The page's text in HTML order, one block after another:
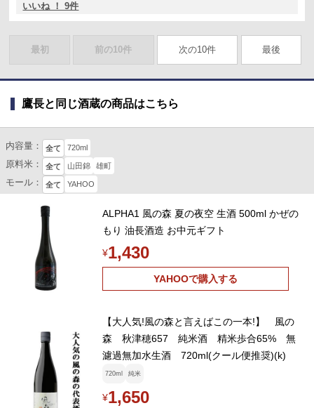
いいね ！ 9件
最初 前の10件 次の10件 最後
鷹長と同じ酒蔵の商品はこちら
内容量： 全て 720ml
原料米： 全て 山田錦 雄町
モール： 全て YAHOO
ALPHA1 風の森 夏の夜空 生酒 500ml かぜの
もり 油長酒造 お中元ギフト
¥1,430
YAHOOで購入する
【大人気!風の森と言えばこの一本!】 風の
森 秋津穂657 純米酒 精米歩合65% 無
濾過無加水生酒 720ml(クール便推奨)(k)
720ml 純米
¥1,650